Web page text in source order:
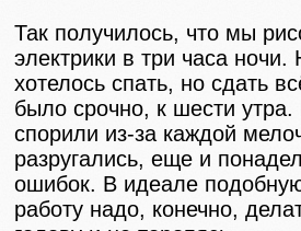
Так получилось, что мы
электрики в три часа ночи.
хотелось спать, но сдать
было срочно, к шести
спорили из-за каждой
разругались, еще и
ошибок. В идеале
работу надо, конечно,